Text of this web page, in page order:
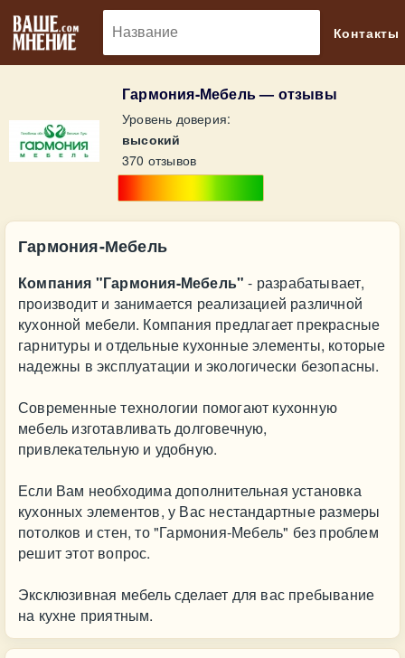
Контакты
Гармония-Мебель — отзывы
Уровень доверия:
высокий
370 отзывов
Гармония-Мебель
Компания "Гармония-Мебель" - разрабатывает,
производит и занимается реализацией различной
кухонной мебели. Компания предлагает прекрасные
гарнитуры и отдельные кухонные элементы, которые
надежны в эксплуатации и экологически безопасны.
Современные технологии помогают кухонную
мебель изготавливать долговечную,
привлекательную и удобную.
Если Вам необходима дополнительная установка
кухонных элементов, у Вас нестандартные размеры
потолков и стен, то "Гармония-Мебель" без проблем
решит этот вопрос.
Эксклюзивная мебель сделает для вас пребывание
на кухне приятным.